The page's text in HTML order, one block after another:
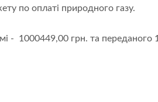
по оплаті природного газу.
- 1000449,00 грн. та переданого